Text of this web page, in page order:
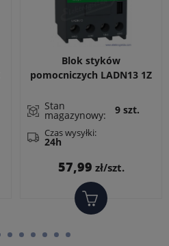
Blok styków
pomocniczych LADN13 1Z
Stan
magazynowy: 9 szt.
Czas wysyłki:
24h
57,99 zł/szt.